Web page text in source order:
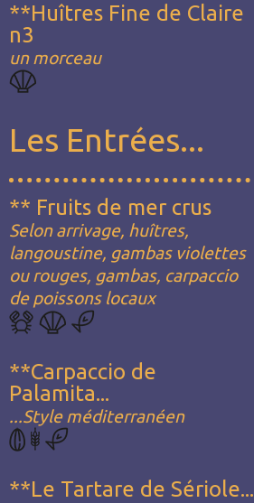
**Huîtres Fine de Claire
n3
un morceau
Les Entrées...
** Fruits de mer crus
Selon arrivage, huîtres,
langoustine, gambas violettes
ou rouges, gambas, carpaccio
de poissons locaux
**Carpaccio de
Palamita...
...Style méditerranéen
**Le Tartare de Sériole...